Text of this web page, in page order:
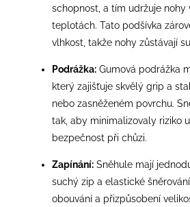
schopnost, a tím udržuje
teplotách. Tato podšívka
vlhkost, takže nohy zůstávají
Podrážka: Gumová podrážka
který zajišťuje skvělý grip a
nebo zasněženém povrchu.
tak, aby minimalizovaly riziko
bezpečnost při chůzi.
Zapínání: Sněhule mají
suchý zip a elastické
obouvání a přizpůsobení